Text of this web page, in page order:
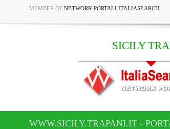
MEMBER OF NETWORK PORTALI ITALIASEARCH
SICILY
WWW.SICILY.TRAPANI.IT -